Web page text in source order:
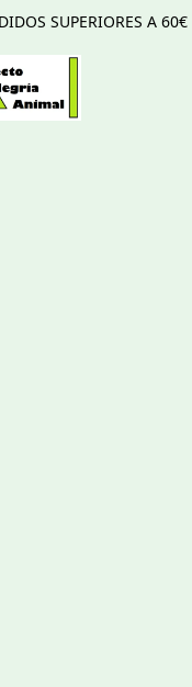
SUPERIORES A 60€